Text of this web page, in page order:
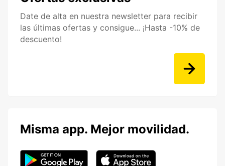
Date de alta en nuestra newsletter para recibir
las últimas ofertas y consigue... ¡Hasta -10% de
descuento!
Misma app. Mejor movilidad.